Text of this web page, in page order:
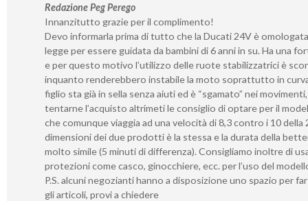
Redazione Peg Perego
Innanzitutto grazie per il complimento!
Devo informarla prima di tutto che la Ducati 24V è
legge per essere guidata da bambini di 6 anni in su. Ha una
e per questo motivo l’utilizzo delle ruote stabilizzatrici è
inquanto renderebbero instabile la moto soprattutto in
figlio sta già in sella senza aiuti ed è “sgamato” nei
tentarne l’acquisto altrimeti le consiglio di optare per il
che comunque viaggia ad una velocità di 8,3 contro i 10 della
dimensioni dei due prodotti è la stessa e la durata della
molto simile (5 minuti di differenza). Consigliamo inoltre di
protezioni come casco, ginocchiere, ecc. per l’uso del
P.S. alcuni negozianti hanno a disposizione uno spazio per
gli articoli, provi a chiedere